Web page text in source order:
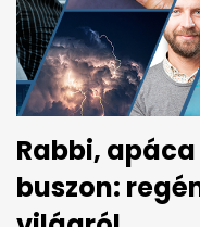
Rabbi,
buszon: